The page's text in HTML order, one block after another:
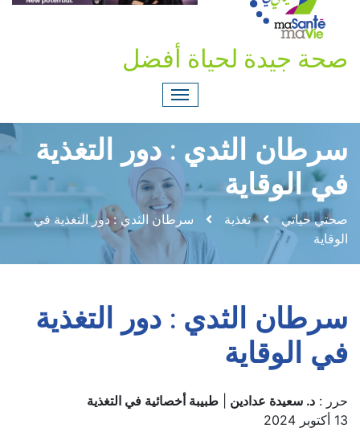
صحة جيدة لحياة أفضل
سرطان الثدي : دور التغذية
في الوقاية
صحتي حياتي تغذية
سرطان الثدي : دور التغذية في
الوقاية
سرطان الثدي : دور التغذية
في الوقاية
حرر : د. سعيدة عدادين
طبيبة أخصائية في التغذية
13 أكتوبر 2024